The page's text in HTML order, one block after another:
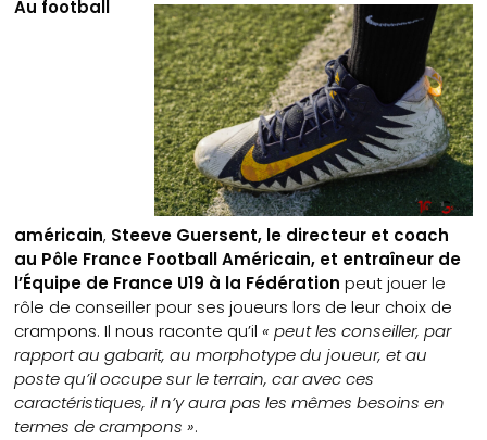
Au football
américain, Steeve Guersent, le directeur et coach
au Pôle France Football Américain, et entraîneur de
l’Équipe de France U19 à la Fédération peut jouer le
rôle de conseiller pour ses joueurs lors de leur choix de
crampons. Il nous raconte qu’il « peut les conseiller, par
rapport au gabarit, au morphotype du joueur, et au
poste qu’il occupe sur le terrain, car avec ces
caractéristiques, il n’y aura pas les mêmes besoins en
termes de crampons ».